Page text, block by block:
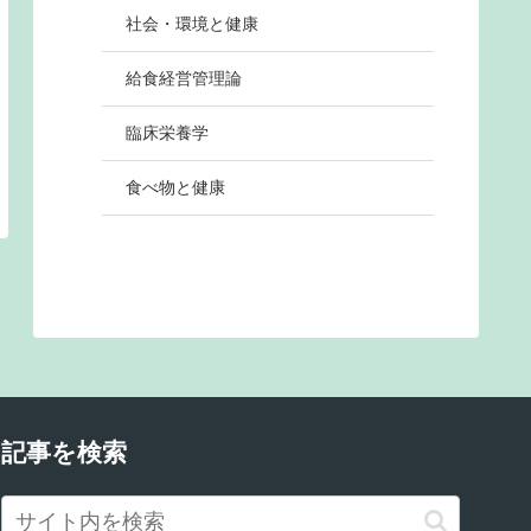
社会・環境と健康
給食経営管理論
臨床栄養学
食べ物と健康
記事を検索